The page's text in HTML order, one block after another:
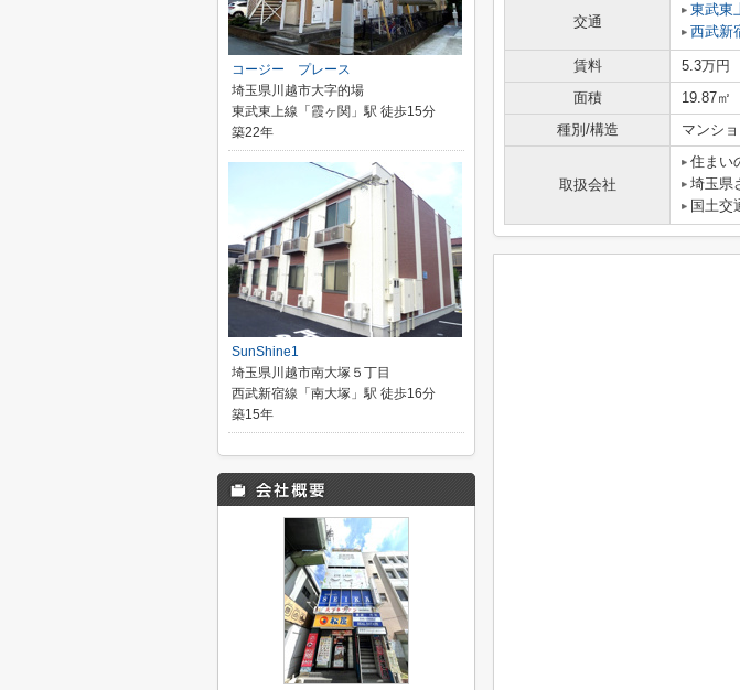
交通
東武東
西武新
賃料 5.3万円
面積
19.87㎡
種別/構造
マンシ
取扱会社
住ま
埼玉県
国土交
コージー プレース
埼玉県川越市大字的場
東武東上線「霞ヶ関」駅 徒歩15分
築22年
SunShine1
埼玉県川越市南大塚５丁目
西武新宿線「南大塚」駅 徒歩16分
築15年